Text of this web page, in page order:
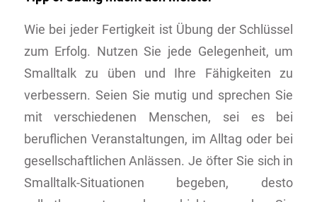
Wie bei jeder Fertigkeit ist Übung der Schlüssel
zum Erfolg. Nutzen Sie jede Gelegenheit, um
Smalltalk zu üben und Ihre Fähigkeiten zu
verbessern. Seien Sie mutig und sprechen Sie
mit verschiedenen Menschen, sei es bei
beruflichen Veranstaltungen, im Alltag oder bei
gesellschaftlichen Anlässen. Je öfter Sie sich in
Smalltalk-Situationen begeben, desto